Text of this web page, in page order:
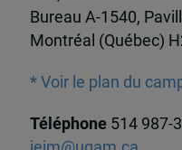
Bureau A-1540,
Montréal (Québec)
* Voir le plan du
Téléphone 514 987-